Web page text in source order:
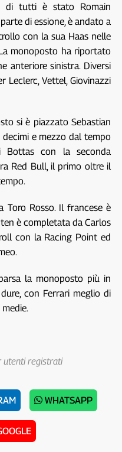
di tutti è stato Romain
di essione, è andato a
con la sua Haas nelle
monoposto ha riportato
anteriore sinistra. Diversi
Leclerc, Vettel, Giovinazzi
si è piazzato Sebastian
e mezzo dal tempo
Bottas con la seconda
Red Bull, il primo oltre il
Toro Rosso. Il francese è
è completata da Carlos
con la Racing Point ed
la monoposto più in
con Ferrari meglio di
utenti registrati
WHATSAPP